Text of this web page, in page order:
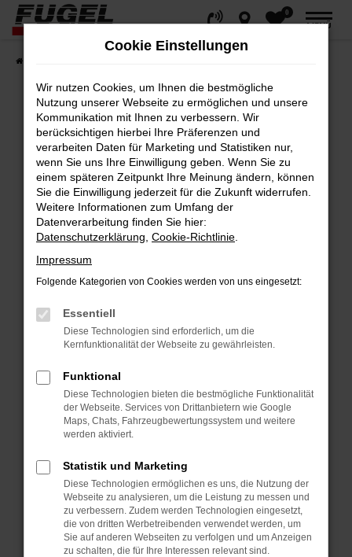
Zum
Hauptinhalt
springen
0
MENÜ
Fehler: Network Error
Beim Laden ist ein Fehler aufgetreten.
Hier sind ein paar Tipps, die dir helfen können:
Überprüfe deine Firewall und deine
Internetverbindung.
Laden andere Webseiten, zum Beispiel
deine Suchmaschine?
Prüfe deine Browsererweiterungen.
Manche Erweiterungen, wie Werbeblocker,
können das Laden bestimmter Seiten
anderen Browser oder in einem privaten
Fenster?
Starte dein Gerät neu.
vorübergehende Probleme zu beheben.
Stelle sicher, dass dein Browser und dein
Betriebssystem auf dem neuesten Stand
sind.
Veraltete Software birgt nicht nur ein
Cookie Einstellungen
Wir nutzen Cookies, um Ihnen die bestmögliche
Nutzung unserer Webseite zu ermöglichen und unsere
Kommunikation mit Ihnen zu verbessern. Wir
berücksichtigen hierbei Ihre Präferenzen und
verarbeiten Daten für Marketing und Statistiken nur,
wenn Sie uns Ihre Einwilligung geben. Wenn Sie zu
einem späteren Zeitpunkt Ihre Meinung ändern, können
Sie die Einwilligung jederzeit für die Zukunft widerrufen.
Weitere Informationen zum Umfang der
Datenverarbeitung finden Sie hier:
Datenschutzerklärung Cookie-Richtlinie
Impressum
Folgende Kategorien von Cookies werden von uns eingesetzt:
Essentiell
Diese Technologien sind erforderlich, um die
Kernfunktionalität der Webseite zu gewährleisten.
Funktional
Diese Technologien bieten die bestmögliche Funktionalität
der Webseite. Services von Drittanbietern wie Google
Maps, Chats, Fahrzeugbewertungssystem und weitere
werden aktiviert.
Statistik und Marketing
Diese Technologien ermöglichen es uns, die Nutzung der
Webseite zu analysieren, um die Leistung zu messen und
zu verbessern. Zudem werden Technologien eingesetzt,
die von dritten Werbetreibenden verwendet werden, um
Sie auf anderen Webseiten zu verfolgen und um Anzeigen
zu schalten, die für Ihre Interessen relevant sind.